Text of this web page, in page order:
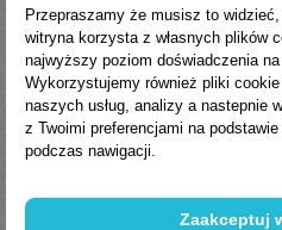
Electric GEK 28143B -
GEK 28143b - typ II
SIEMENS 21T0591&
SOLARES 9-224 W
NBA P50001; JISK-
1999; ASTM D 4304 typ
Przepraszamy że musisz to
witryna korzysta z własnych plików
najwyższy poziom doświadczenia
Wykorzystujemy również pliki
naszych usług, analizy a nastepnie
z Twoimi preferencjami na
podczas nawigacji.
Zaakceptuj